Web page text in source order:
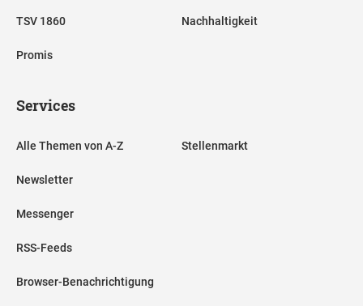
TSV 1860
Promis
Nachhaltigkeit
Services
Alle Themen von A-Z
Newsletter
Messenger
RSS-Feeds
Browser-Benachrichtigung
Stellenmarkt